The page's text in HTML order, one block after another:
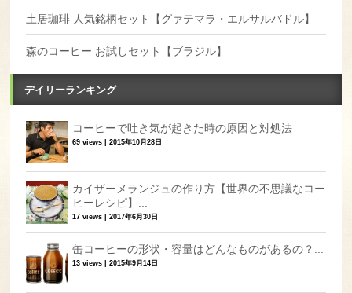
土居珈琲 人気銘柄セット【グァテマラ・エルサルバドル】
森のコーヒー お試しセット【ブラジル】
デイリーランキング
コーヒーで吐き気が起きた時の原因と対処法
69 views |2015年10月28日
カイザーメランジュの作り方【世界の不思議なコー
ヒーレシピ】...
17 views |2017年6月30日
缶コーヒーの形状・容量はどんなものがあるの？...
13 views |2015年9月14日